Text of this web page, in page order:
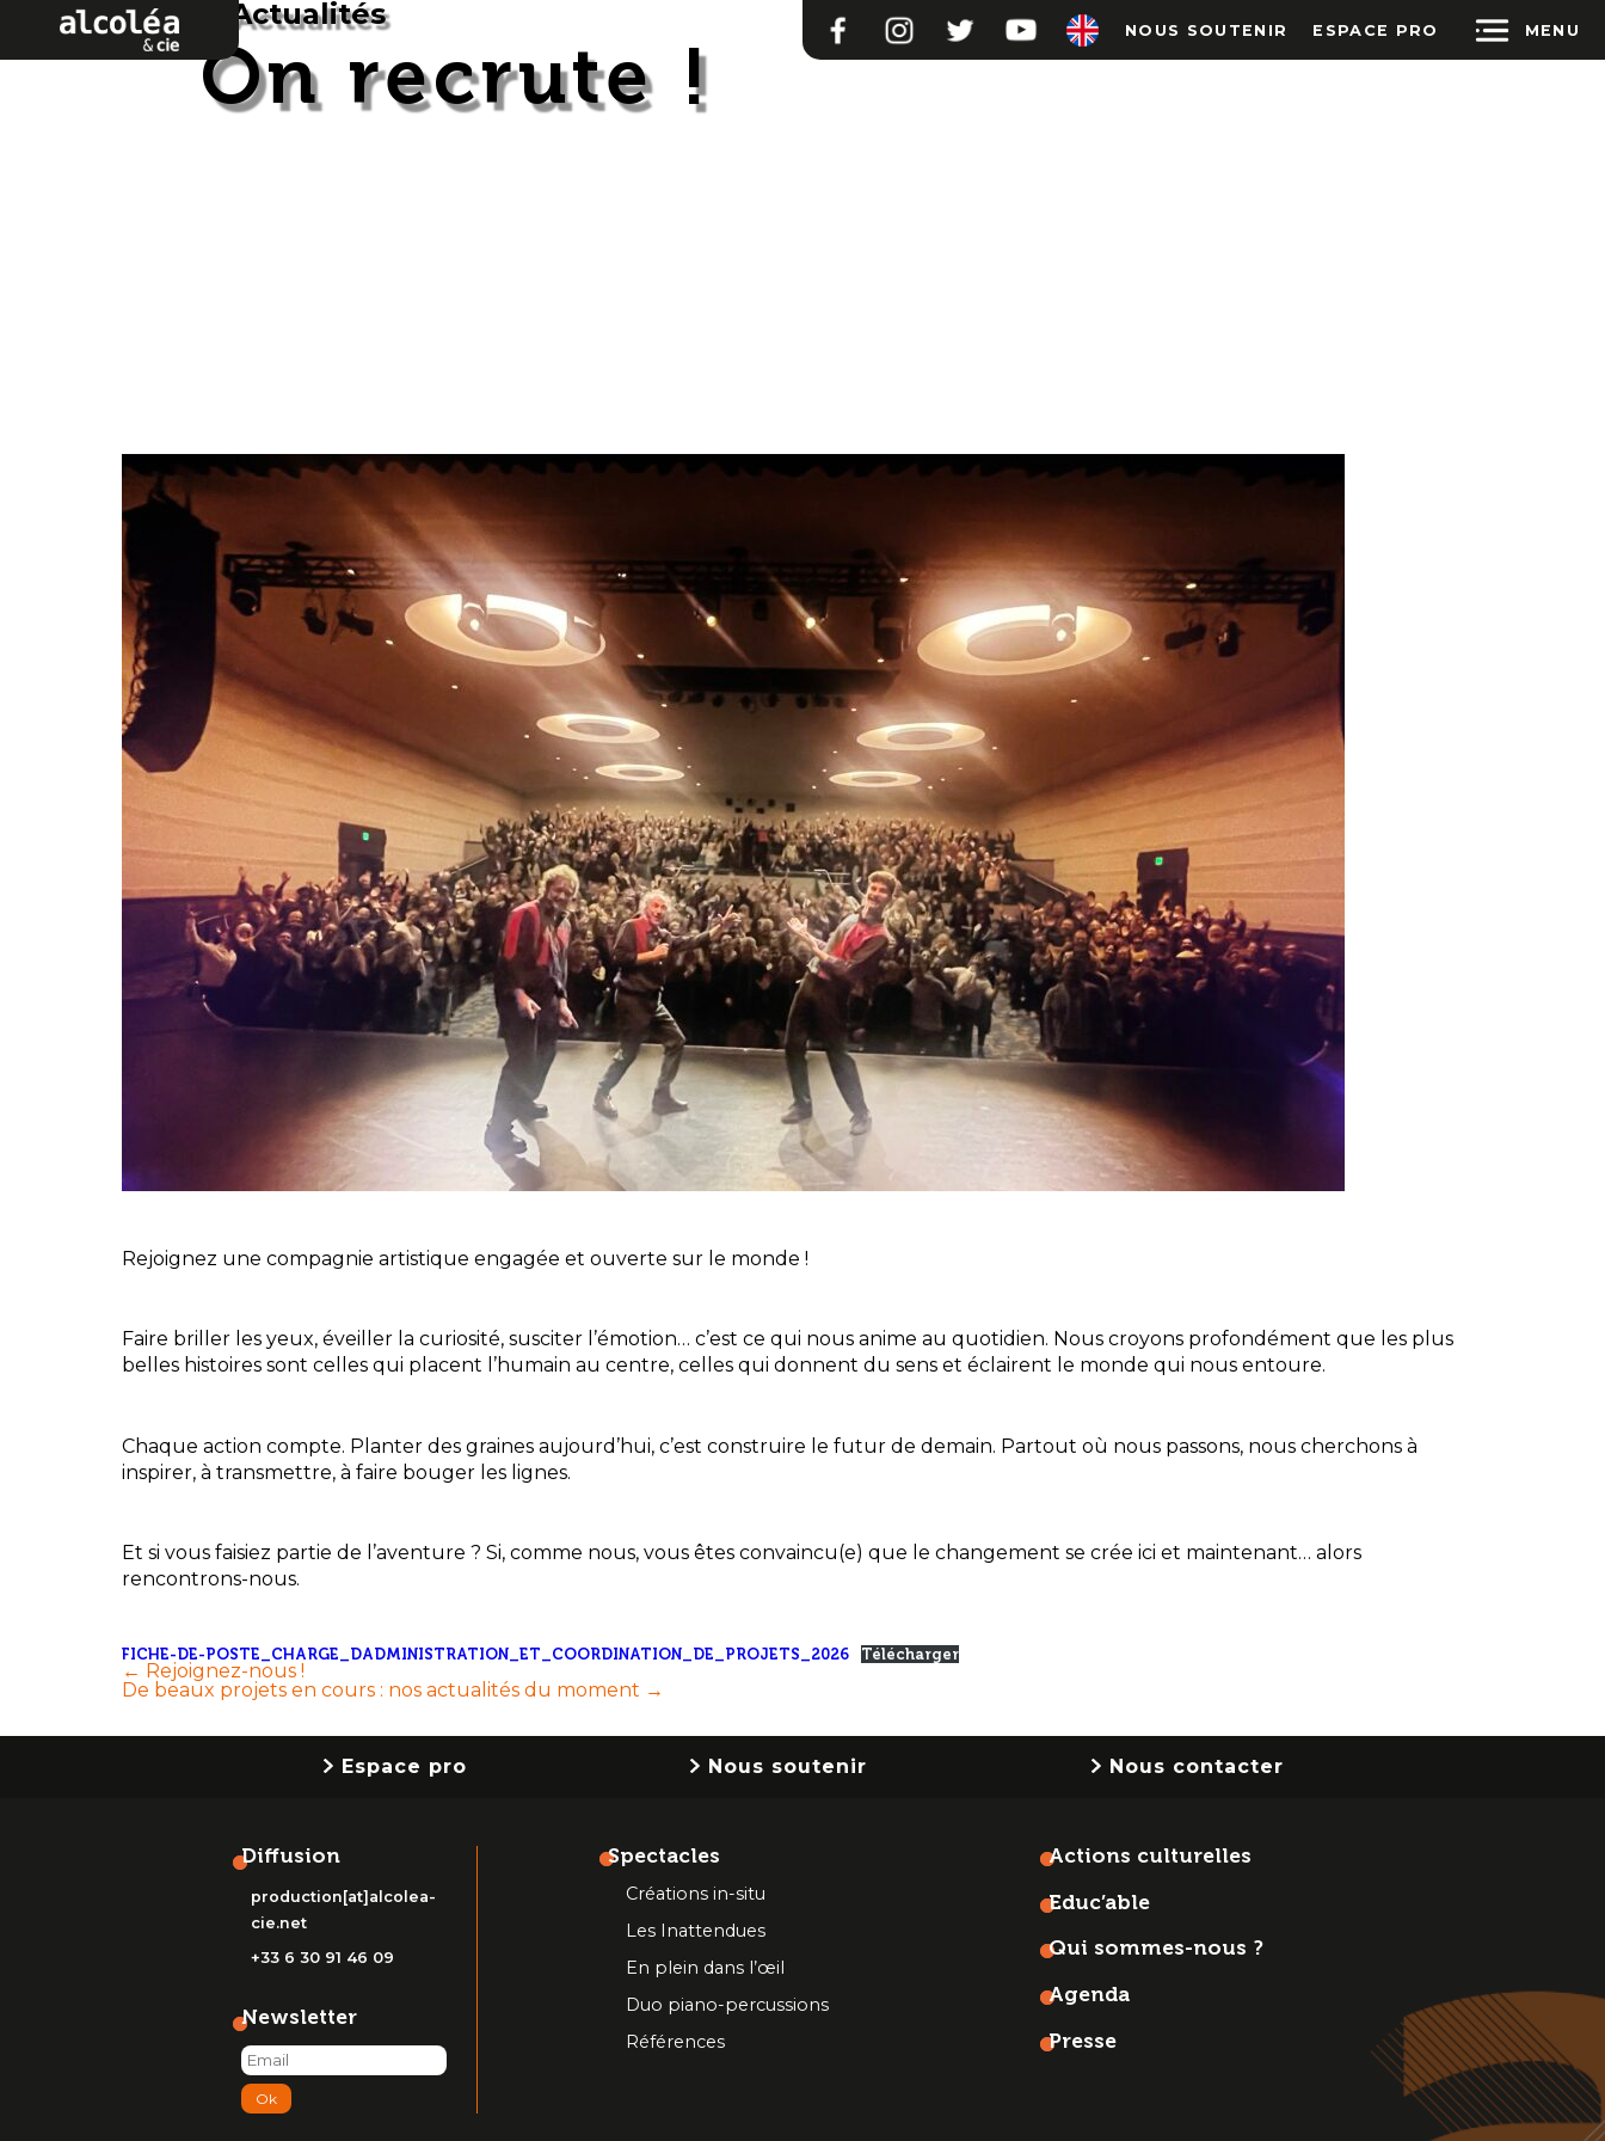
Alcoléa & cie FACEBOOKINSTAGRAMTWITTERYOUTUBE
NOUS SOUTENIR ESPACE PRO MENU
Actualités
On recrute !
Rejoignez une compagnie artistique engagée et ouverte sur le monde !
Faire briller les yeux, éveiller la curiosité, susciter l’émotion… c’est ce qui nous anime au quotidien. Nous croyons profondément que les plus
belles histoires sont celles qui placent l’humain au centre, celles qui donnent du sens et éclairent le monde qui nous entoure.
Chaque action compte. Planter des graines aujourd’hui, c’est construire le futur de demain. Partout où nous passons, nous cherchons à
inspirer, à transmettre, à faire bouger les lignes.
Et si vous faisiez partie de l’aventure ? Si, comme nous, vous êtes convaincu(e) que le changement se crée ici et maintenant… alors
rencontrons-nous.
FICHE-DE-POSTE_CHARGE_DADMINISTRATION_ET_COORDINATION_DE_PROJETS_2026 Télécharger
Navigation
de
l’article
← Rejoignez-nous !
De beaux projets en cours : nos actualités du moment →
Espace pro Nous soutenir Nous contacter
Diffusion
production[at]alcolea-
cie.net
+33 6 30 91 46 09
Newsletter
Ok
Spectacles
Créations in-situ
Les Inattendues
En plein dans l’œil
Duo piano-percussions
Références
Actions culturelles
Educ’able
Qui sommes-nous ?
Agenda
Presse